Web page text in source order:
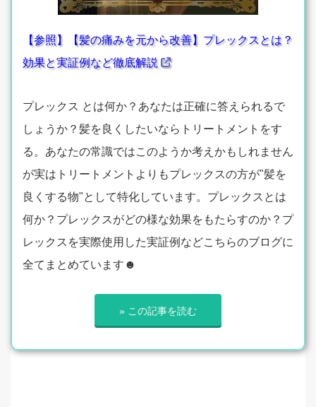
【参照】【髪の痛みを元から改善】プレックスとは？
効果と実証例など徹底解説
プレックス とは何か？あなたは正確に答えられるで
しょうか？髪を良くしたいならトリートメントをす
る。あなたの常識ではこのようか考えかもしれません
が実はトリートメントよりもプレックスの方が"髪を
良くする物"として特化しています。プレックスとは
何か？プレックスがどの様な効果をもたらすのか？プ
レックスを実際使用した実証例などこちらのブログに
全てまとめています☻
» この記事を読む